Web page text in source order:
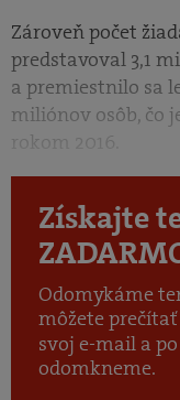
Zároveň počet
predstavoval 3,1
a premiestnilo sa
miliónov osôb, čo
rokom 2016.
Získajte
Odomykáme
môžete
svoj e-mail a
odomkneme.